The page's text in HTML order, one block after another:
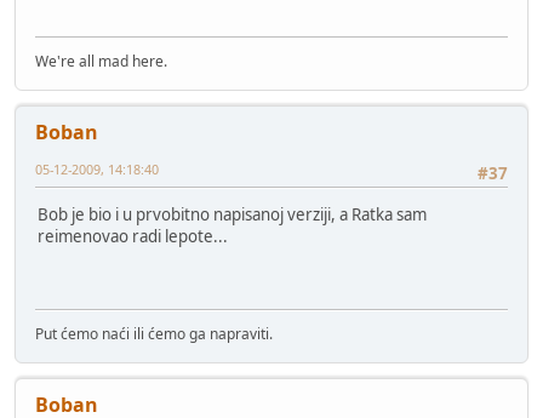
We're all mad here.
Boban
#37
05-12-2009, 14:18:40
Bob je bio i u prvobitno napisanoj verziji, a Ratka sam
reimenovao radi lepote...
Put ćemo naći ili ćemo ga napraviti.
Boban